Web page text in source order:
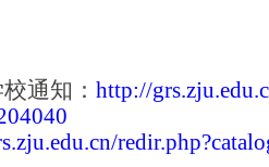
通知： http://